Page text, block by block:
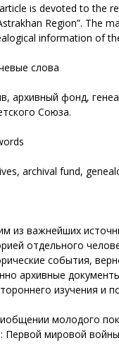
is devoted to the
Region”. The
information of
слова
архивный фонд,
Союза.
archival fund,
из важнейших
отдельного
события,
архивные
изучения и
молодого
Первой мировой